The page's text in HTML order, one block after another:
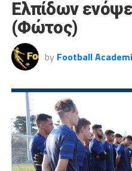
Ελπίδων
(Φώτος)
by Football